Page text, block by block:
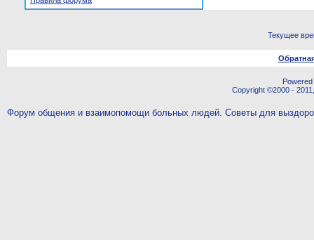
Текущее
Copyright ©2000 -
Форум общения и взаимопомощи больных людей. Советы для